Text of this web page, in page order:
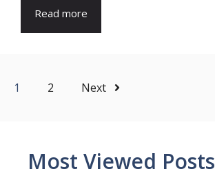
Read more
1 2 Next
Most Viewed Posts